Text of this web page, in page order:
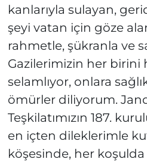
kanlarıyla sulayan,
şeyi vatan için göze
rahmetle, şükranla ve
Gazilerimizin her birini
selamlıyor, onlara
ömürler diliyorum.
Teşkilatımızın 187.
en içten dileklerimle
köşesinde, her koşulda